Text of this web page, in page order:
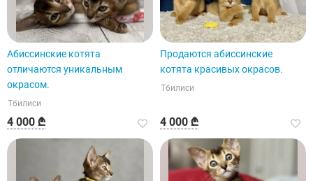
Абиссинские котята
отличаются уникальным
окрасом.
Тбилиси
4 000 ₾
Продаются абиссинские
котята красивых окрасов.
Тбилиси
4 000 ₾